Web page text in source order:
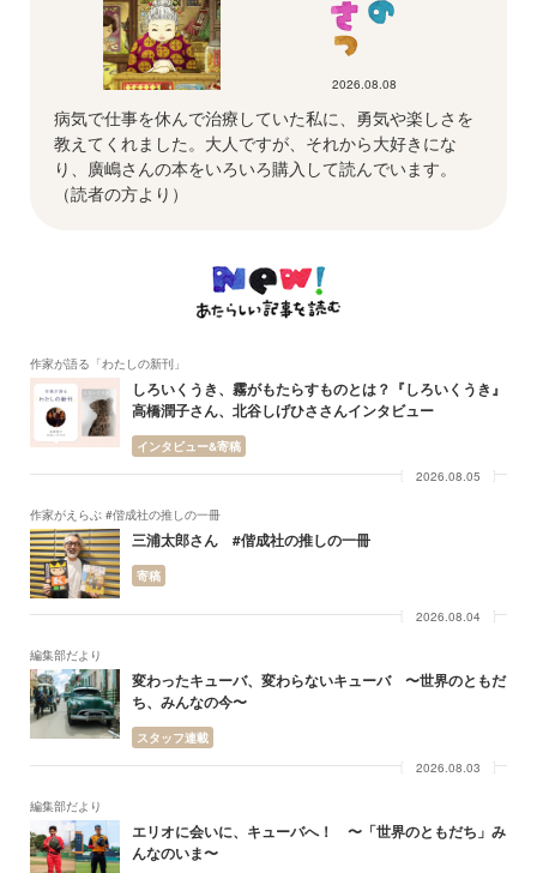
2026.08.08
病気で仕事を休んで治療していた私に、勇気や楽しさを
教えてくれました。大人ですが、それから大好きにな
り、廣嶋さんの本をいろいろ購入して読んでいます。
（読者の方より）
作家が語る「わたしの新刊」
しろいくうき、霧がもたらすものとは？『しろいくうき』
高橋潤子さん、北谷しげひささんインタビュー
インタビュー&寄稿
2026.08.05
作家がえらぶ #偕成社の推しの一冊
三浦太郎さん #偕成社の推しの一冊
寄稿
2026.08.04
編集部だより
変わったキューバ、変わらないキューバ 〜世界のともだ
ち、みんなの今〜
スタッフ連載
2026.08.03
編集部だより
エリオに会いに、キューバへ！ 〜「世界のともだち」み
んなのいま〜